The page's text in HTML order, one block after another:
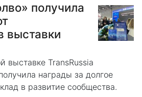
получила
выставки
выставке TransRussia
награды за долгое
в развитие сообщества.